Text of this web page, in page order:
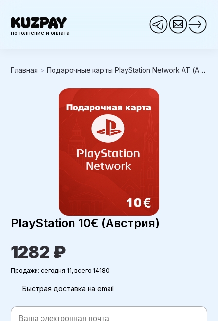
KUZPAY
пополнение и оплата
Главная >Подарочные карты PlayStation Network AT (Австрия)
PlayStation 10€ (Австрия)
1282 ₽
Продажи: сегодня 11, всего 14180
Быстрая доставка на email